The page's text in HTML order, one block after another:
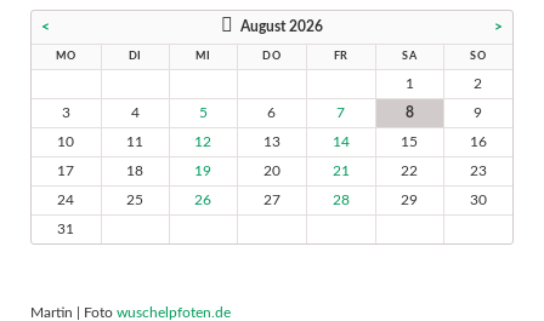
< August 2026 >
MO DI MI DO FR SA SO
1
2
3
4 5 6 7 8
9
10
11 12 13 14 15
16
17
18 19 20 21 22
23
24
25 26 27 28 29
30
31
Martin | Foto wuschelpfoten.de